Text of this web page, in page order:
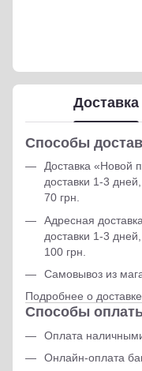
Доставка
Способы
Доставка «Новой
доставки 1-3
70 грн.
Адресная
доставки 1-3
100 грн.
Самовывоз из
Подробнее о доставке
Способы
Оплата
Онлайн-оплата